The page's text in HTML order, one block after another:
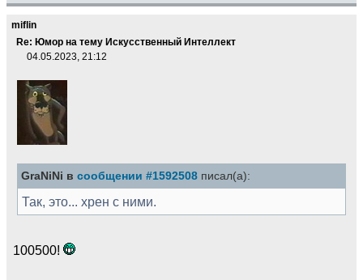
miflin
Re: Юмор на тему Искусственный Интеллект
04.05.2023, 21:12
GraNiNi в сообщении #1592508 писал(а):
Так, это... хрен с ними.
100500!